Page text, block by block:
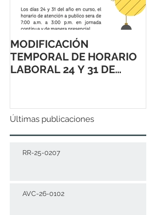
MODIFICACIÓN
TEMPORAL DE HORARIO
LABORAL 24 Y 31 DE
Últimas publicaciones
RR-25-0207
AVC-26-0102